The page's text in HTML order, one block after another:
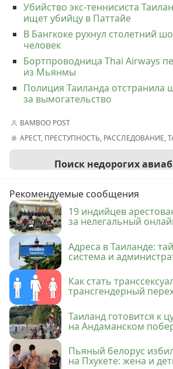
Убийство экс-теннисиста
ищет убийцу в Паттайе
В Бангкоке рухнул столетний
человек
Бортпроводница Thai Airways
из Мьянмы
Полиция Таиланда отстранила
за вымогательство
BAMBOO POST
АРЕСТ, ПРЕСТУПНОСТЬ, РАССЛЕДОВАНИЕ,
Поиск недорогих
Рекомендуемые сообщения
19 индийцев
за нелегальный
Адреса в Таиланде:
система и
Как стать
трансгендерный
Таиланд готовится к
на Андаманском
Пьяный белорус
на Пхукете: жена и